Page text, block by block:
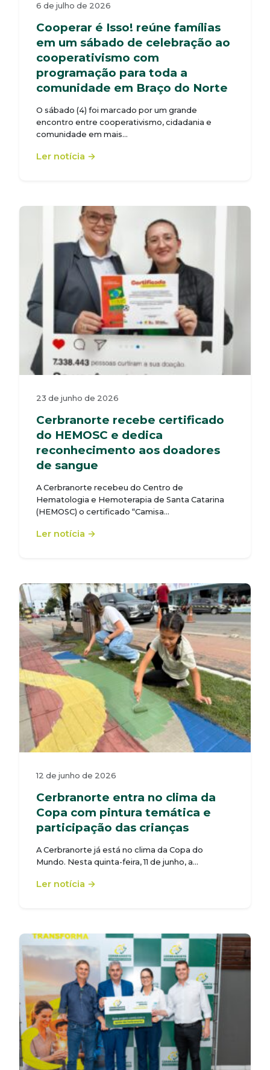
6 de julho de 2026
Cooperar é Isso! reúne famílias
em um sábado de celebração ao
cooperativismo com
programação para toda a
comunidade em Braço do Norte
O sábado (4) foi marcado por um grande
encontro entre cooperativismo, cidadania e
comunidade em mais…
Ler notícia →
23 de junho de 2026
Cerbranorte recebe certificado
do HEMOSC e dedica
reconhecimento aos doadores
de sangue
A Cerbranorte recebeu do Centro de
Hematologia e Hemoterapia de Santa Catarina
(HEMOSC) o certificado “Camisa…
Ler notícia →
12 de junho de 2026
Cerbranorte entra no clima da
Copa com pintura temática e
participação das crianças
A Cerbranorte já está no clima da Copa do
Mundo. Nesta quinta-feira, 11 de junho, a…
Ler notícia →